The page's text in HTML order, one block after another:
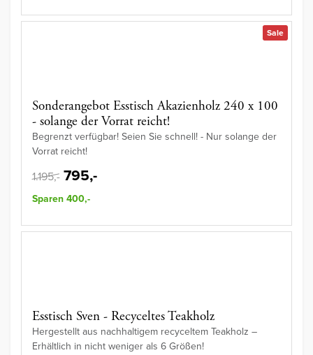
Sale
Sonderangebot Esstisch Akazienholz 240 x 100
- solange der Vorrat reicht!
Begrenzt verfügbar! Seien Sie schnell! - Nur solange der
Vorrat reicht!
1.195,- 795,-
Sparen 400,-
Esstisch Sven - Recyceltes Teakholz
Hergestellt aus nachhaltigem recyceltem Teakholz –
Erhältlich in nicht weniger als 6 Größen!